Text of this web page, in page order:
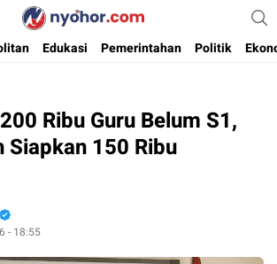
Nyohor.com
Media Informasi Ternyohor
Edukasi Pemerintahan Politik
Ribu Guru Belum S1,
Siapkan 150 Ribu
- 18:55